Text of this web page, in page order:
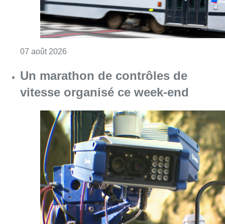
07 août 2026
Un marathon de contrôles de
vitesse organisé ce week-end